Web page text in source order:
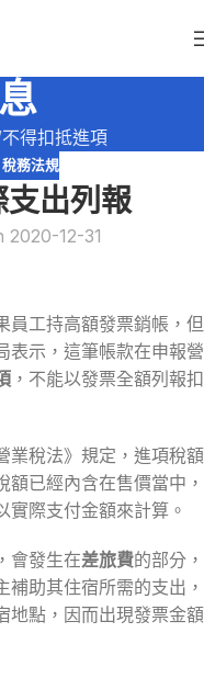
不得扣抵進項
稅務法規
出列報
2020-12-31
員工持高額發票銷帳，但
表示，這筆帳款在申報營
，不能以發票全額列報扣
業稅法》規定，進項稅額
已經內含在售價當中，
實際支付金額來計算。
會發生在差旅費的部分，
助其住宿所需的支出，
地點，因而出現發票金額